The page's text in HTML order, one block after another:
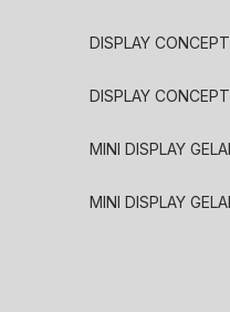
DISPLAY
DISPLAY
MINI DISPLAY
MINI DISPLAY